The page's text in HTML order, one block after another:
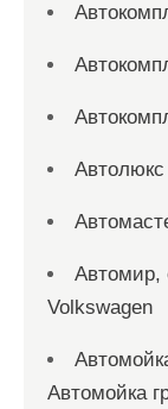
Автолюкс
Volkswagen
Автомойка